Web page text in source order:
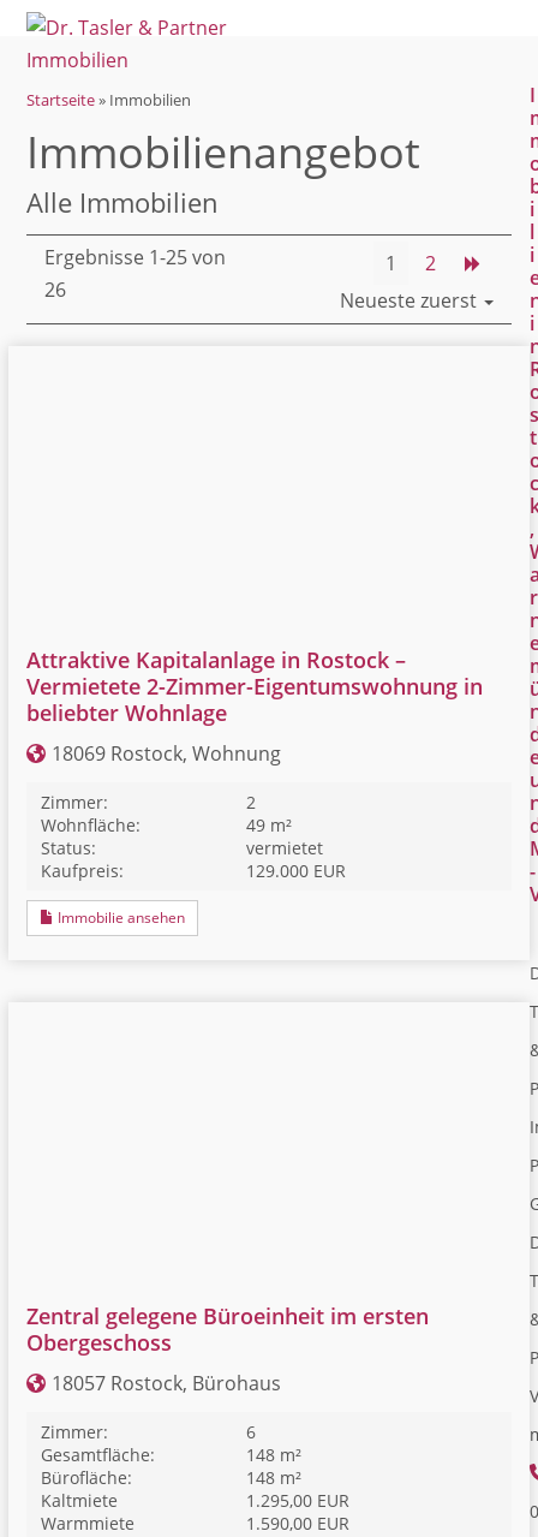
SkipOpen
mobile
menu
Close
mobile
menu
Startseite» Immobilien
Immobilien­angebot
Alle Immobilien
Ergebnisse 1-25 von
26
1
2
Neueste zuerst
Attraktive Kapitalanlage in Rostock –
Vermietete 2-Zimmer-Eigentumswohnung in
beliebter Wohnlage
18069 Rostock, Wohnung
Zimmer:
2
Wohnfläche:
49 m²
Status:
vermietet
Kaufpreis:
129.000 EUR
Immobilie ansehen
Zentral gelegene Büroeinheit im ersten
Obergeschoss
18057 Rostock, Bürohaus
Zimmer:
6
Gesamtfläche:
148 m²
Bürofläche:
148 m²
Kaltmiete
1.295,00 EUR
Warmmiete
1.590,00 EUR
I
i
l
i
i
s
t
c
,
r
-